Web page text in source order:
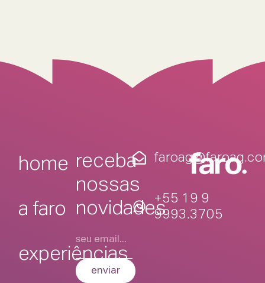
home
a faro
experiências
receba
nossas
novidades
enviar
+55 19 9
9993.3705